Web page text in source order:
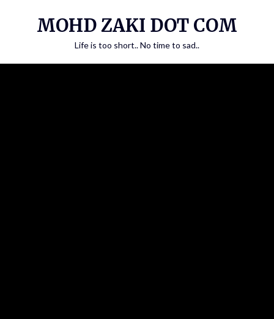
MOHD ZAKI DOT COM
Life is too short.. No time to sad..